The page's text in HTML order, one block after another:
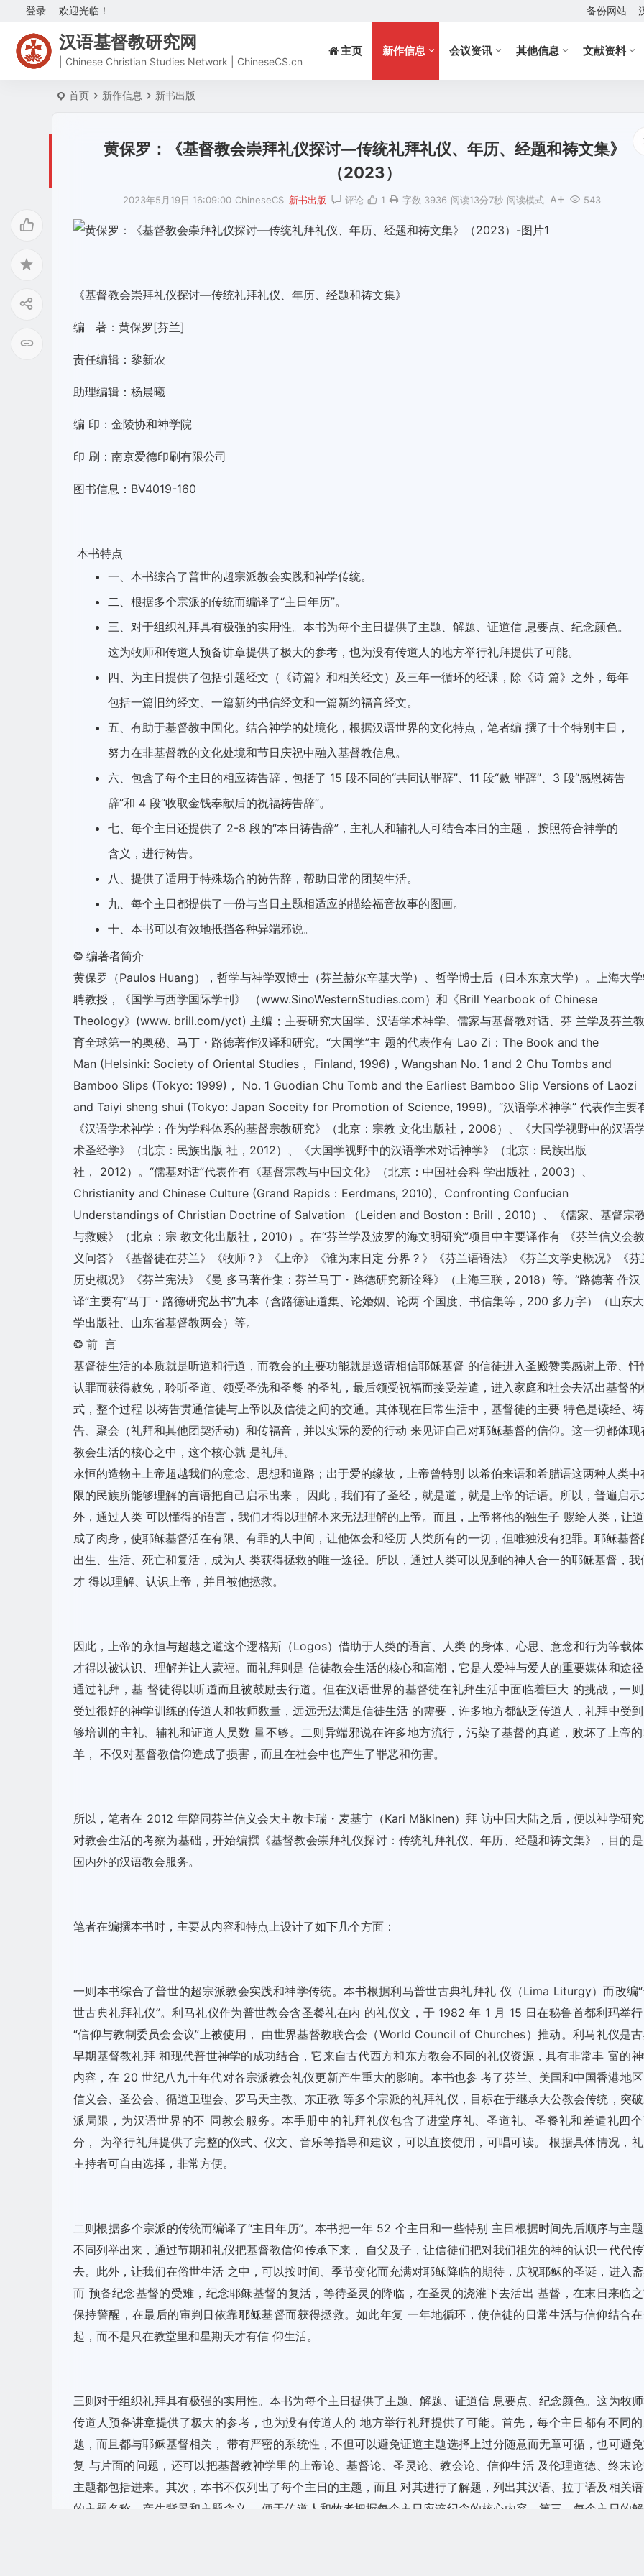
欢迎光临！
登录 备份网站
汉语基督教研究网
| Chinese Christian Studies Network | ChineseCS.cn
主页 新作信息 会议资讯 其他信息 文献资料
首页 新作信息 新书出版
黄保罗：《基督教会崇拜礼仪探讨—传统礼拜礼仪、年历、经题和祷文集》
（2023）
2023年5月19日 16:09:00 ChineseCS 新书出版 评论 543
1 字数 3936 阅读13分7秒 阅读模式
《基督教会崇拜礼仪探讨—传统礼拜礼仪、年历、经题和祷文集》
编 著：黄保罗[芬兰]
责任编辑：黎新农
助理编辑：杨晨曦
编 印：金陵协和神学院
印 刷：南京爱德印刷有限公司
图书信息：BV4019-160
本书特点
一、本书综合了普世的超宗派教会实践和神学传统。
二、根据多个宗派的传统而编译了“主日年历”。
三、对于组织礼拜具有极强的实用性。本书为每个主日提供了主题、解题、证道信 息要点、纪念颜色。
这为牧师和传道人预备讲章提供了极大的参考，也为没有传道人的地方举行礼拜提供了可能。
四、为主日提供了包括引题经文（《诗篇》和相关经文）及三年一循环的经课，除《诗 篇》之外，每年
包括一篇旧约经文、一篇新约书信经文和一篇新约福音经文。
五、有助于基督教中国化。结合神学的处境化，根据汉语世界的文化特点，笔者编 撰了十个特别主日，
努力在非基督教的文化处境和节日庆祝中融入基督教信息。
六、包含了每个主日的相应祷告辞，包括了 15 段不同的“共同认罪辞”、11 段“赦 罪辞”、3 段“感恩祷告
辞”和 4 段“收取金钱奉献后的祝福祷告辞”。
七、每个主日还提供了 2-8 段的“本日祷告辞”，主礼人和辅礼人可结合本日的主题， 按照符合神学的
含义，进行祷告。
八、提供了适用于特殊场合的祷告辞，帮助日常的团契生活。
九、每个主日都提供了一份与当日主题相适应的描绘福音故事的图画。
十、本书可以有效地抵挡各种异端邪说。
❂ 编著者简介
黄保罗（Paulos Huang），哲学与神学双博士（芬兰赫尔辛基大学）、哲学博士后（日本东京大学）。上海大
聘教授，《国学与西学国际学刊》 （www.SinoWesternStudies.com）和《Brill Yearbook of Chinese
Theology》(www. brill.com/yct) 主编；主要研究大国学、汉语学术神学、儒家与基督教对话、芬 兰学及芬兰教
育全球第一的奥秘、马丁・路德著作汉译和研究。“大国学”主 题的代表作有 Lao Zi：The Book and the
Man (Helsinki: Society of Oriental Studies， Finland, 1996)，Wangshan No. 1 and 2 Chu Tombs and
Bamboo Slips (Tokyo: 1999)， No. 1 Guodian Chu Tomb and the Earliest Bamboo Slip Versions of Laozi
and Taiyi sheng shui (Tokyo: Japan Soceity for Promotion of Science, 1999)。“汉语学术神学” 代表作主要
《汉语学术神学：作为学科体系的基督宗教研究》（北京：宗教 文化出版社，2008）、《大国学视野中的汉语
术圣经学》（北京：民族出版 社，2012）、《大国学视野中的汉语学术对话神学》（北京：民族出版
社， 2012）。“儒基对话”代表作有《基督宗教与中国文化》（北京：中国社会科 学出版社，2003）、
Christianity and Chinese Culture (Grand Rapids：Eerdmans, 2010)、Confronting Confucian
Understandings of Christian Doctrine of Salvation （Leiden and Boston：Brill，2010）、《儒家、基督宗
与救赎》（北京：宗 教文化出版社，2010）。在“芬兰学及波罗的海文明研究”项目中主要译作有 《芬兰信义会教
义问答》《基督徒在芬兰》《牧师？》《上帝》《谁为末日定 分界？》《芬兰语语法》《芬兰文学史概况》《芬
历史概况》《芬兰宪法》《曼 多马著作集：芬兰马丁・路德研究新诠释》（上海三联，2018）等。“路德著 作汉
译”主要有“马丁・路德研究丛书”九本（含路德证道集、论婚姻、论两 个国度、书信集等，200 多万字）（山东大
学出版社、山东省基督教两会）等。
❂ 前 言
基督徒生活的本质就是听道和行道，而教会的主要功能就是邀请相信耶稣基督 的信徒进入圣殿赞美感谢上帝、忏
认罪而获得赦免，聆听圣道、领受圣洗和圣餐 的圣礼，最后领受祝福而接受差遣，进入家庭和社会去活出基督的
式，整个过程 以祷告贯通信徒与上帝以及信徒之间的交通。其体现在日常生活中，基督徒的主要 特色是读经、祷
告、聚会（礼拜和其他团契活动）和传福音，并以实际的爱的行动 来见证自己对耶稣基督的信仰。这一切都体现
教会生活的核心之中，这个核心就 是礼拜。
永恒的造物主上帝超越我们的意念、思想和道路；出于爱的缘故，上帝曾特别 以希伯来语和希腊语这两种人类中
限的民族所能够理解的言语把自己启示出来， 因此，我们有了圣经，就是道，就是上帝的话语。所以，普遍启示
外，通过人类 可以懂得的语言，我们才得以理解本来无法理解的上帝。而且，上帝将他的独生子 赐给人类，让道
成了肉身，使耶稣基督活在有限、有罪的人中间，让他体会和经历 人类所有的一切，但唯独没有犯罪。耶稣基督
出生、生活、死亡和复活，成为人 类获得拯救的唯一途径。所以，通过人类可以见到的神人合一的耶稣基督，我
才 得以理解、认识上帝，并且被他拯救。
因此，上帝的永恒与超越之道这个逻格斯（Logos）借助于人类的语言、人类 的身体、心思、意念和行为等载体
才得以被认识、理解并让人蒙福。而礼拜则是 信徒教会生活的核心和高潮，它是人爱神与爱人的重要媒体和途径
通过礼拜，基 督徒得以听道而且被鼓励去行道。但在汉语世界的基督徒在礼拜生活中面临着巨大 的挑战，一
受过很好的神学训练的传道人和牧师数量，远远无法满足信徒生活 的需要，许多地方都缺乏传道人，礼拜中受
够培训的主礼、辅礼和证道人员数 量不够。二则异端邪说在许多地方流行，污染了基督的真道，败坏了上帝
羊， 不仅对基督教信仰造成了损害，而且在社会中也产生了罪恶和伤害。
所以，笔者在 2012 年陪同芬兰信义会大主教卡瑞・麦基宁（Kari Mäkinen）拜 访中国大陆之后，便以神学研
对教会生活的考察为基础，开始编撰《基督教会崇拜礼仪探讨：传统礼拜礼仪、年历、经题和祷文集》，目的
国内外的汉语教会服务。
笔者在编撰本书时，主要从内容和特点上设计了如下几个方面：
一则本书综合了普世的超宗派教会实践和神学传统。本书根据利马普世古典礼拜礼 仪（Lima Liturgy）而改编
世古典礼拜礼仪”。利马礼仪作为普世教会含圣餐礼在内 的礼仪文，于 1982 年 1 月 15 日在秘鲁首都利玛举
“信仰与教制委员会会议”上被使用， 由世界基督教联合会（World Council of Churches）推动。利马礼仪是
早期基督教礼拜 和现代普世神学的成功结合，它来自古代西方和东方教会不同的礼仪资源，具有非常丰 富的
内容，在 20 世纪八九十年代对各宗派教会礼仪更新产生重大的影响。本书也参 考了芬兰、美国和中国香港地
信义会、圣公会、循道卫理会、罗马天主教、东正教 等多个宗派的礼拜礼仪，目标在于继承大公教会传统，突
派局限，为汉语世界的不 同教会服务。本手册中的礼拜礼仪包含了进堂序礼、圣道礼、圣餐礼和差遣礼四
分， 为举行礼拜提供了完整的仪式、仪文、音乐等指导和建议，可以直接使用，可唱可读。 根据具体情况，
主持者可自由选择，非常方便。
二则根据多个宗派的传统而编译了“主日年历”。本书把一年 52 个主日和一些特别 主日根据时间先后顺序与主
不同列举出来，通过节期和礼仪把基督教信仰传承下来， 自父及子，让信徒们把对我们祖先的神的认识一代代
去。此外，让我们在俗世生活 之中，可以按时间、季节变化而充满对耶稣降临的期待，庆祝耶稣的圣诞，进入
而 预备纪念基督的受难，纪念耶稣基督的复活，等待圣灵的降临，在圣灵的浇灌下去活出 基督，在末日来临
保持警醒，在最后的审判日依靠耶稣基督而获得拯救。如此年复 一年地循环，使信徒的日常生活与信仰结合
起，而不是只在教堂里和星期天才有信 仰生活。
三则对于组织礼拜具有极强的实用性。本书为每个主日提供了主题、解题、证道信 息要点、纪念颜色。这为牧
传道人预备讲章提供了极大的参考，也为没有传道人的 地方举行礼拜提供了可能。首先，每个主日都有不同
题，而且都与耶稣基督相关， 带有严密的系统性，不但可以避免证道主题选择上过分随意而无章可循，也可避
复 与片面的问题，还可以把基督教神学里的上帝论、基督论、圣灵论、教会论、信仰生活 及伦理道德、终末
主题都包括进来。其次，本书不仅列出了每个主日的主题，而且 对其进行了解题，列出其汉语、拉丁语及相关
的主题名称、产生背景和主题含义， 便于传道人和牧者把握每个主日应该纪念的核心内容。第三，每个主日的